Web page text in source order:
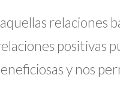
relaciones
positivas
y nos